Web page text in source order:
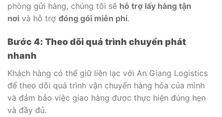
phòng gửi hàng, chúng tôi sẽ hỗ trợ lấy hàng tận
nơi và hỗ trợ đóng gói miễn phí.
Bước 4: Theo dõi quá trình chuyển phát
nhanh
Khách hàng có thể giữ liên lạc với An Giang Logistics
để theo dõi quá trình vận chuyển hàng hóa của mình
và đảm bảo việc giao hàng được thực hiện đúng hẹn
và đầy đủ.